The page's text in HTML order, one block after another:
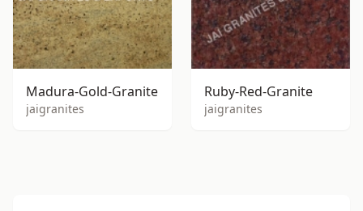
Madura-Gold-Granite
jaigranites
Ruby-Red-Granite
jaigranites